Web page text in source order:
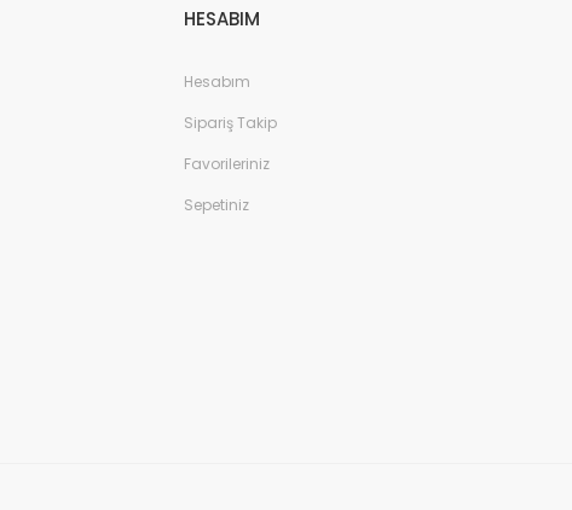
HESABIM
Hesabım
Sipariş Takip
Favorileriniz
Sepetiniz